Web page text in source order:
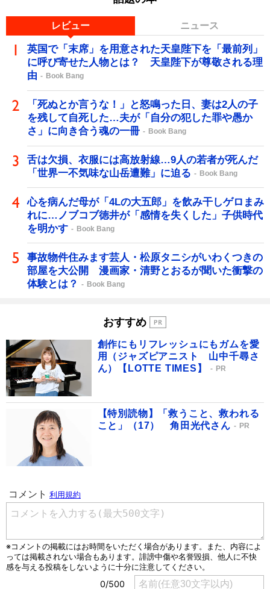
レビュー ニュース
英国で「末席」を用意された天皇陛下を「最前列」
に呼び寄せた人物とは？ 天皇陛下が尊敬される理
由
Book Bang
「死ぬとか言うな！」と怒鳴った日、妻は2人の子
を残して自死した…夫が「自分の犯した罪や愚か
さ」に向き合う魂の一冊
Book Bang
舌は欠損、衣服には高放射線…9人の若者が死んだ
「世界一不気味な山岳遭難」に迫る
Book Bang
心を病んだ母が「4Lの大五郎」を飲み干しゲロまみ
れに…ノブコブ徳井が「感情を失くした」子供時代
を明かす
Book Bang
事故物件住みます芸人・松原タニシがいわくつきの
部屋を大公開 漫画家・清野とおるが聞いた衝撃の
体験とは？
Book Bang
おすすめ
創作にもリフレッシュにもガムを愛
用（ジャズピアニスト 山中千尋さ
ん）【LOTTE TIMES】
PR
【特別読物】「救うこと、救われる
こと」（17） 角田光代さん
PR